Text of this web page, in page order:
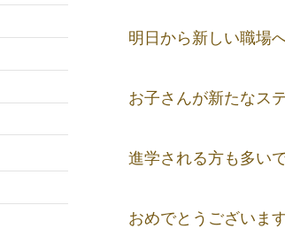
明日から新しい職場
お子さんが新たなス
進学される方も多い
おめでとうございます